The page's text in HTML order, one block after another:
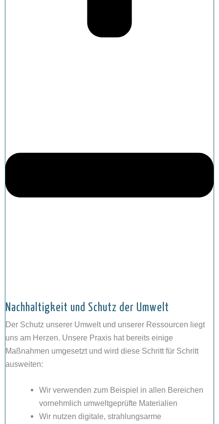
Nachhaltigkeit und Schutz der Umwelt
Der Schutz unserer Umwelt und unserer Ressourcen liegt
uns am Herzen. Unsere Praxis hat bereits einige
Maßnahmen umgesetzt und wird diese Schritt für Schritt
ausweiten:
Wir verwenden zum Beispiel in allen Bereichen
vornehmlich umweltgeprüfte Materialien
Wir nutzen digitale, strahlungsarme